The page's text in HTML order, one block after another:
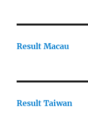
Result Macau
Result Taiwan